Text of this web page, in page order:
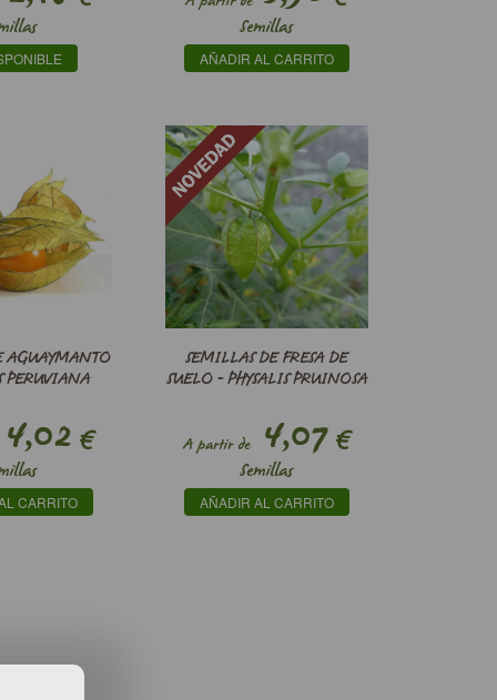
Semillas
AÑADIR AL CARRITO
AGUAYMANTO
PERUVIANA
€
CARRITO
SEMILLAS DE FRESA DE
SUELO - PHYSALIS PRUINOSA
A partir de4,07€
Semillas
AÑADIR AL CARRITO